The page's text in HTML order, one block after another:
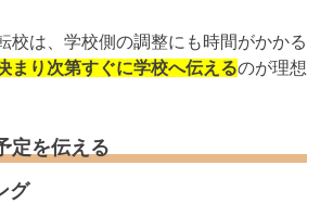
校は、学校側の調整にも時間がかかる
まり次第すぐに学校へ伝えるのが理想
定を伝える
グ